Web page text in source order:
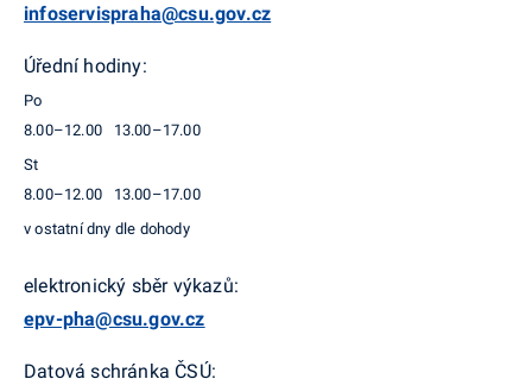
infoservispraha@csu.gov.cz
Úřední hodiny:
Po
8.00–12.00 13.00–17.00
St
8.00–12.00 13.00–17.00
v ostatní dny dle dohody
elektronický sběr výkazů:
epv-pha@csu.gov.cz
Datová schránka ČSÚ: